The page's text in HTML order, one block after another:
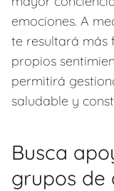
emociones. A
te resultará más
propios
permitirá
saludable y
Busca
grupos de